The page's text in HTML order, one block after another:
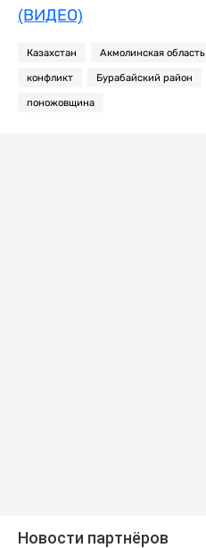
(ВИДЕО)
Казахстан Акмолинская область
конфликт Бурабайский район
поножовщина